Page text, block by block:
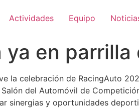
Actividades Equipo
en parrilla
la celebración de RacingAuto
del Automóvil de
sinergias y oportunidades